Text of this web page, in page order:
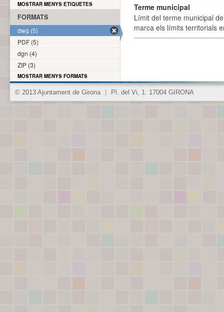
Terme municipal
Límit del terme municipal
marca els límits territorials
MOSTRAR MENYS ETIQUETES
FORMATS
dwg (5)
PDF (5)
dgn (4)
ZIP (3)
MOSTRAR MENYS FORMATS
© 2013 Ajuntament de Girona Pl. del Vi, 1. 17004 GIRONA